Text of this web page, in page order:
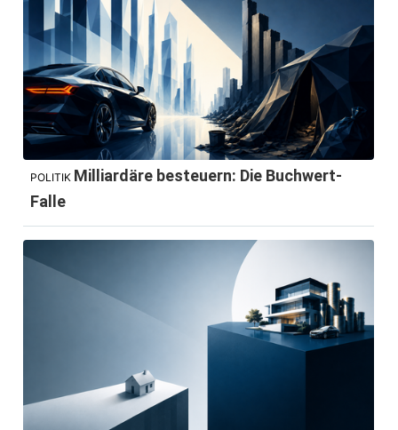
POLITIK Milliardäre besteuern: Die Buchwert-
Falle